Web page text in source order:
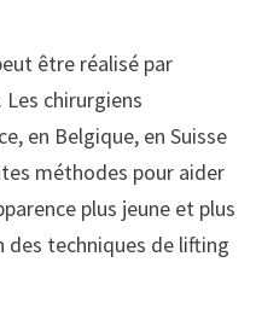
être réalisé par
chirurgiens
en Belgique, en Suisse
méthodes pour aider
plus jeune et plus
des techniques de lifting